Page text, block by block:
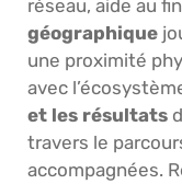
réseau, aide au
géographique
une proximité
avec
et les résultats
travers le
accompagnées.